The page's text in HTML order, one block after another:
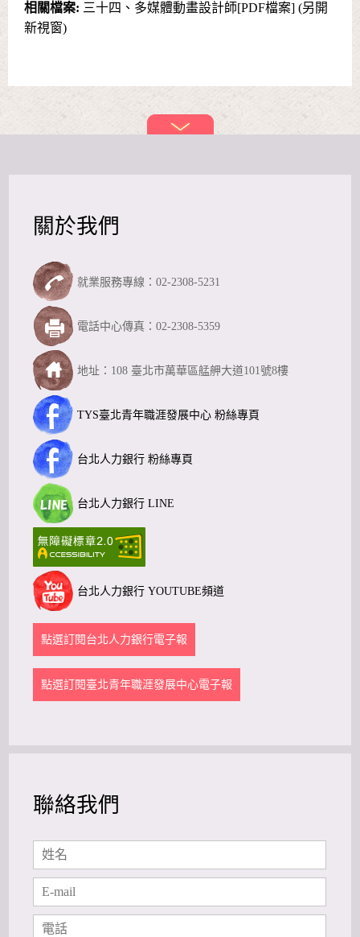
相關檔案: 三十四、多媒體動畫設計師[PDF檔案] (另開
新視窗)
關於我們
就業服務專線：02-2308-5231
TYS臺北青年職涯發展中心 粉絲專頁
電話中心傳真：02-2308-5359
台北人力銀行 粉絲專頁
地址：108 臺北市萬華區艋舺大道101號8樓
台北人力銀行 LINE
台北人力銀行 YOUTUBE頻道
點選訂閱台北人力銀行電子報
點選訂閱臺北青年職涯發展中心電子報
聯絡我們